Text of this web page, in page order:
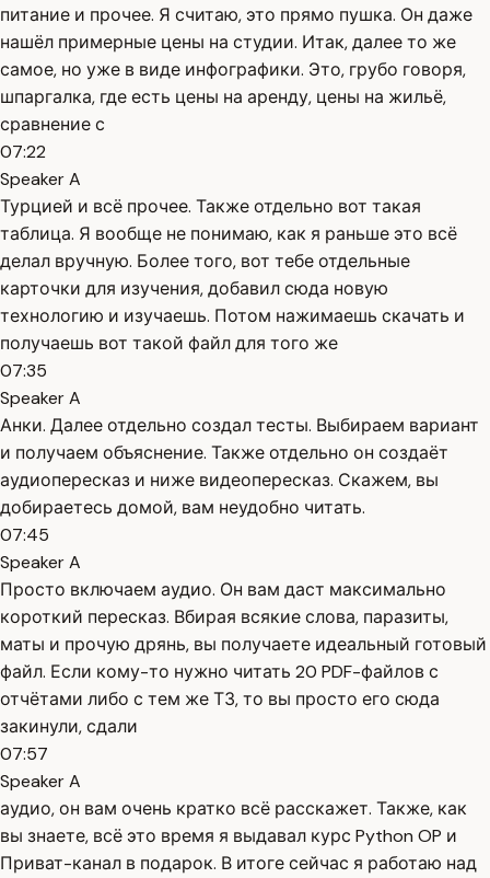
питание и прочее. Я считаю, это прямо пушка. Он даже
нашёл примерные цены на студии. Итак, далее то же
самое, но уже в виде инфографики. Это, грубо говоря,
шпаргалка, где есть цены на аренду, цены на жильё,
сравнение с
07:22
Speaker A
Турцией и всё прочее. Также отдельно вот такая
таблица. Я вообще не понимаю, как я раньше это всё
делал вручную. Более того, вот тебе отдельные
карточки для изучения, добавил сюда новую
технологию и изучаешь. Потом нажимаешь скачать и
получаешь вот такой файл для того же
07:35
Speaker A
Анки. Далее отдельно создал тесты. Выбираем вариант
и получаем объяснение. Также отдельно он создаёт
аудиопересказ и ниже видеопересказ. Скажем, вы
добираетесь домой, вам неудобно читать.
07:45
Speaker A
Просто включаем аудио. Он вам даст максимально
короткий пересказ. Вбирая всякие слова, паразиты,
маты и прочую дрянь, вы получаете идеальный готовый
файл. Если кому-то нужно читать 20 PDF-файлов с
отчётами либо с тем же ТЗ, то вы просто его сюда
закинули, сдали
07:57
Speaker A
аудио, он вам очень кратко всё расскажет. Также, как
вы знаете, всё это время я выдавал курс Python OP и
Приват-канал в подарок. В итоге сейчас я работаю над